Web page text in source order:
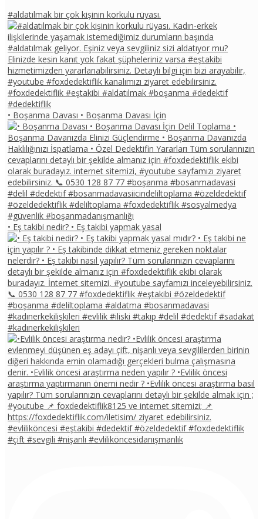
#aldatılmak bir çok kişinin korkulu rüyası.
• Boşanma Davası • Boşanma Davası İçin
• Eş takibi nedir? • Eş takibi yapmak yasal